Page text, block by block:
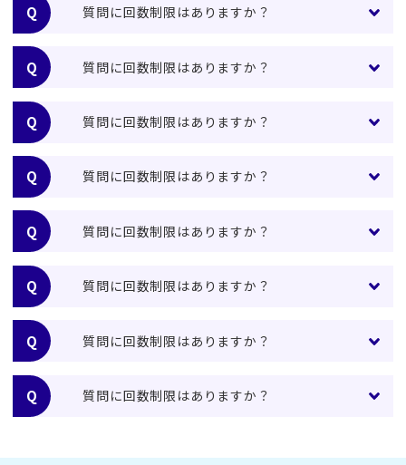
質問に回数制限はありますか？
質問に回数制限はありますか？
質問に回数制限はありますか？
質問に回数制限はありますか？
質問に回数制限はありますか？
質問に回数制限はありますか？
質問に回数制限はありますか？
質問に回数制限はありますか？